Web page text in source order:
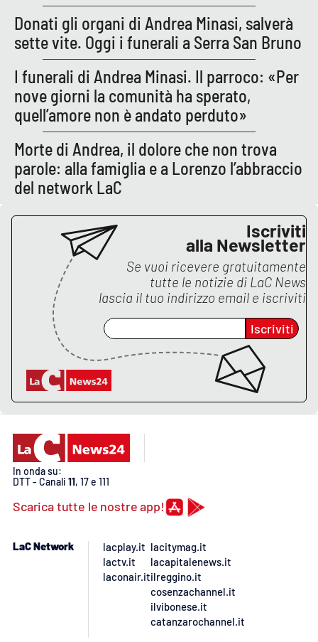
APP
Android
Apple
Donati gli organi di Andrea Minasi, salverà
sette vite. Oggi i funerali a Serra San Bruno
I funerali di Andrea Minasi. Il parroco: «Per
nove giorni la comunità ha sperato,
quell’amore non è andato perduto»
Morte di Andrea, il dolore che non trova
parole: alla famiglia e a Lorenzo l’abbraccio
del network LaC
Iscriviti
alla Newsletter
Se vuoi ricevere gratuitamente
tutte le notizie di LaC News
lascia il tuo indirizzo email e iscriviti
Iscriviti
In onda su:
DTT - Canali 11, 17 e 111
Scarica tutte le nostre app!
LaC Network
lacplay.it
lactv.it
laconair.it
lacitymag.it
lacapitalenews.it
ilreggino.it
cosenzachannel.it
ilvibonese.it
catanzarochannel.it